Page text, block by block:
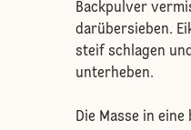
Backpulver
darübersieben.
steif schlagen
unterheben.
Die Masse in